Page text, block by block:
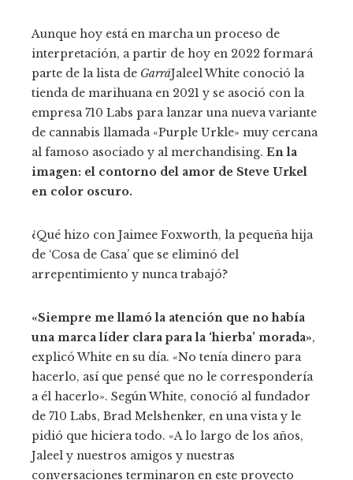
Aunque hoy está en marcha un proceso de
interpretación, a partir de hoy en 2022 formará
parte de la lista de GarráJaleel White conoció la
tienda de marihuana en 2021 y se asoció con la
empresa 710 Labs para lanzar una nueva variante
de cannabis llamada «Purple Urkle» muy cercana
al famoso asociado y al merchandising. En la
imagen: el contorno del amor de Steve Urkel
en color oscuro.
¿Qué hizo con Jaimee Foxworth, la pequeña hija
de ‘Cosa de Casa’ que se eliminó del
arrepentimiento y nunca trabajó?
«Siempre me llamó la atención que no había
una marca líder clara para la ‘hierba’ morada»,
explicó White en su día. «No tenía dinero para
hacerlo, así que pensé que no le correspondería
a él hacerlo». Según White, conoció al fundador
de 710 Labs, Brad Melshenker, en una vista y le
pidió que hiciera todo. «A lo largo de los años,
Jaleel y nuestros amigos y nuestras
conversaciones terminaron en este proyecto